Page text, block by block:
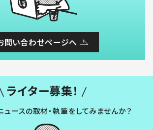
問い合わせページへ
ライター募集！
ュースの取材・執筆をしてみませんか？